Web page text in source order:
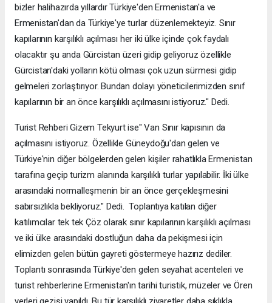
bizler halihazırda yıllardır Türkiye'den Ermenistan'a ve
Ermenistan'dan da Türkiye'ye turlar düzenlemekteyiz. Sınır
kapılarının karşılıklı açılması her iki ülke içinde çok faydalı
olacaktır şu anda Gürcistan üzeri gidip geliyoruz özellikle
Gürcistan'daki yolların kötü olması çok uzun sürmesi gidip
gelmeleri zorlaştırıyor. Bundan dolayı yöneticilerimizden sınıf
kapılarının bir an önce karşılıklı açılmasını istiyoruz." Dedi.
Turist Rehberi Gizem Tekyurt ise" Van Sınır kapısının da
açılmasını istiyoruz. Özellikle Güneydoğu'dan gelen ve
Türkiye'nin diğer bölgelerden gelen kişiler rahatlıkla Ermenistan
tarafına geçip turizm alanında karşılıklı turlar yapılabilir. İki ülke
arasındaki normalleşmenin bir an önce gerçekleşmesini
sabırsızlıkla bekliyoruz." Dedi. Toplantıya katılan diğer
katılımcılar tek tek Çöz olarak sınır kapılarının karşılıklı açılması
ve iki ülke arasındaki dostluğun daha da pekişmesi için
elimizden gelen bütün gayreti göstermeye hazırız dediler.
Toplantı sonrasında Türkiye'den gelen seyahat acenteleri ve
turist rehberlerine Ermenistan'ın tarihi turistik, müzeler ve Ören